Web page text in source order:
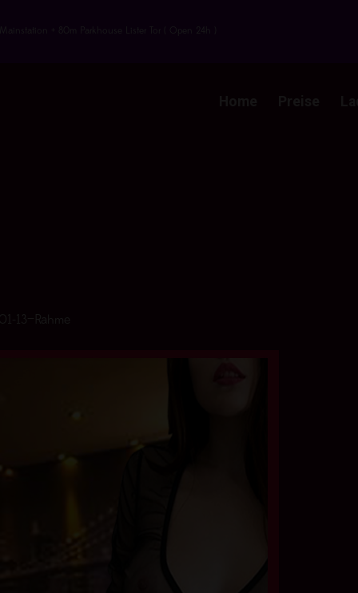
+ 80m Parkhouse Lister Tor ( Open 24h )
01-13—Rahme